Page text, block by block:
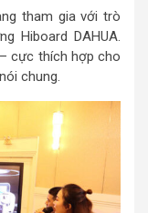
tham gia với trò
Hiboard DAHUA.
cực thích hợp cho
chung.